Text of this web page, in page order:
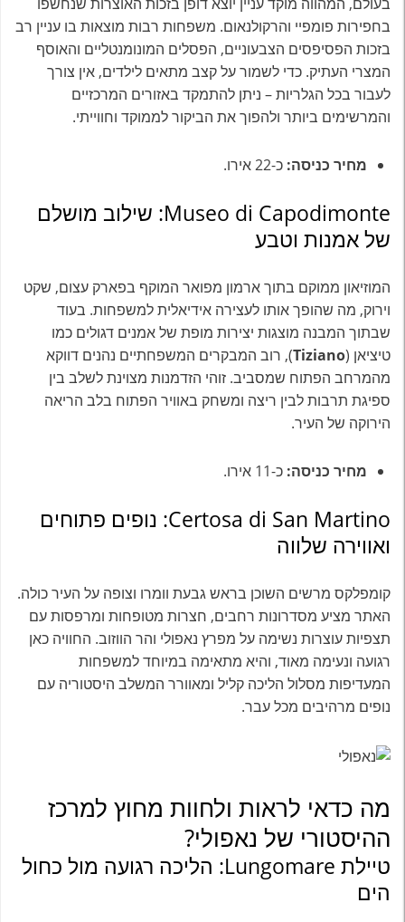
בעולם, המהווה מוקד עניין יוצא דופן בזכות האוצרות שנחשפו
בחפירות פומפיי והרקולנאום. משפחות רבות מוצאות בו עניין רב
בזכות הפסיפסים הצבעוניים, הפסלים המונומנטליים והאוסף
המצרי העתיק. כדי לשמור על קצב מתאים לילדים, אין צורך
לעבור בכל הגלריות – ניתן להתמקד באזורים המרכזיים
והמרשימים ביותר ולהפוך את הביקור לממוקד וחווייתי.
מחיר כניסה: כ-22 אירו.
Museo di Capodimonte: שילוב מושלם
של אמנות וטבע
המוזיאון ממוקם בתוך ארמון מפואר המוקף בפארק עצום, שקט
וירוק, מה שהופך אותו לעצירה אידיאלית למשפחות. בעוד
שבתוך המבנה מוצגות יצירות מופת של אמנים דגולים כמו
טיציאן (Tiziano), רוב המבקרים המשפחתיים נהנים דווקא
מהמרחב הפתוח שמסביב. זוהי הזדמנות מצוינת לשלב בין
ספיגת תרבות לבין ריצה ומשחק באוויר הפתוח בלב הריאה
הירוקה של העיר.
מחיר כניסה: כ-11 אירו.
Certosa di San Martino: נופים פתוחים
ואווירה שלווה
קומפלקס מרשים השוכן בראש גבעת וומרו וצופה על העיר כולה.
האתר מציע מסדרונות רחבים, חצרות מטופחות ומרפסות עם
תצפיות עוצרות נשימה על מפרץ נאפולי והר הווזוב. החוויה כאן
רגועה ונעימה מאוד, והיא מתאימה במיוחד למשפחות
המעדיפות מסלול הליכה קליל ומאוורר המשלב היסטוריה עם
נופים מרהיבים מכל עבר.
מה כדאי לראות ולחוות מחוץ למרכז
ההיסטורי של נאפולי?
טיילת Lungomare: הליכה רגועה מול כחול
הים